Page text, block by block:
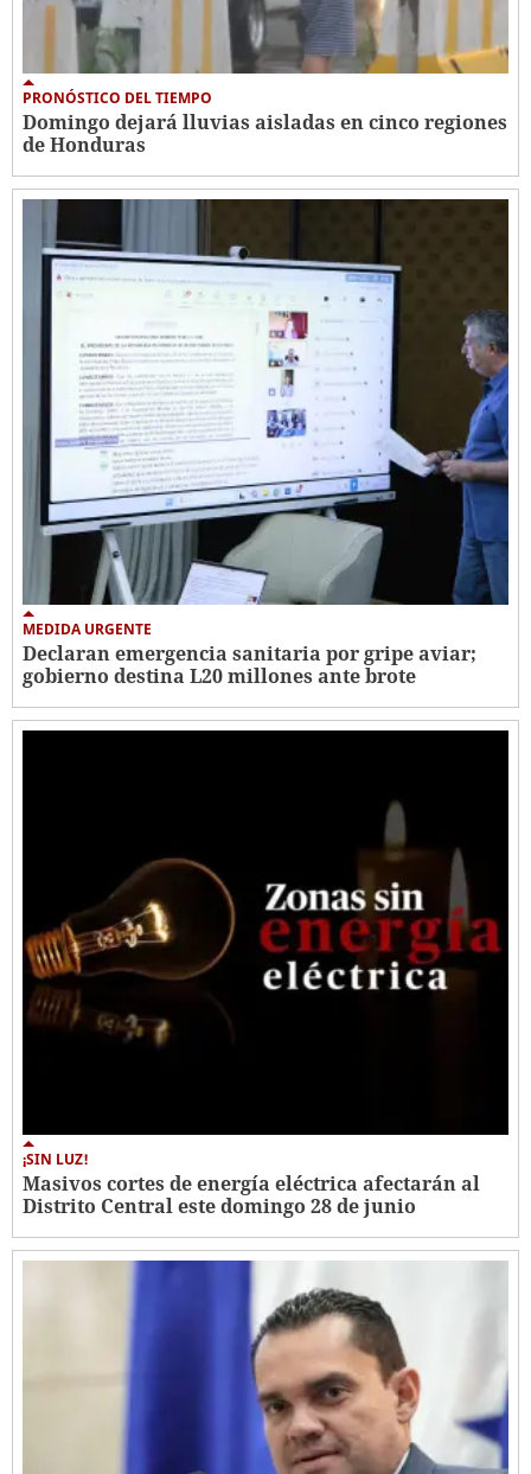
PRONÓSTICO DEL TIEMPO
Domingo dejará lluvias aisladas en cinco regiones
de Honduras
MEDIDA URGENTE
Declaran emergencia sanitaria por gripe aviar;
gobierno destina L20 millones ante brote
¡SIN LUZ!
Masivos cortes de energía eléctrica afectarán al
Distrito Central este domingo 28 de junio